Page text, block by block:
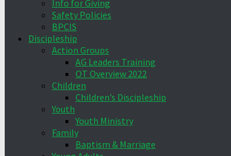
Info for Giving
Safety Policies
BPCIS
Discipleship
Action Groups
AG Leaders Training
OT Overview 2022
Children
Children’s Discipleship
Youth
Youth Ministry
Family
Baptism & Marriage